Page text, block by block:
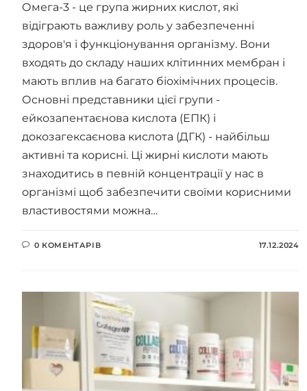
Омега-3 - це група жирних кислот, які
відіграють важливу роль у забезпеченні
здоров'я і функціонування організму. Вони
входять до складу наших клітинних мембран і
мають вплив на багато біохімічних процесів.
Основні представники цієї групи -
ейкозапентаєнова кислота (ЕПК) і
докозагексаєнова кислота (ДГК) - найбільш
активні та корисні. Ці жирні кислоти мають
знаходитись в певній концентрації у нас в
організмі щоб забезпечити своїми корисними
властивостями можна…
0 КОМЕНТАРІВ 17.12.2024